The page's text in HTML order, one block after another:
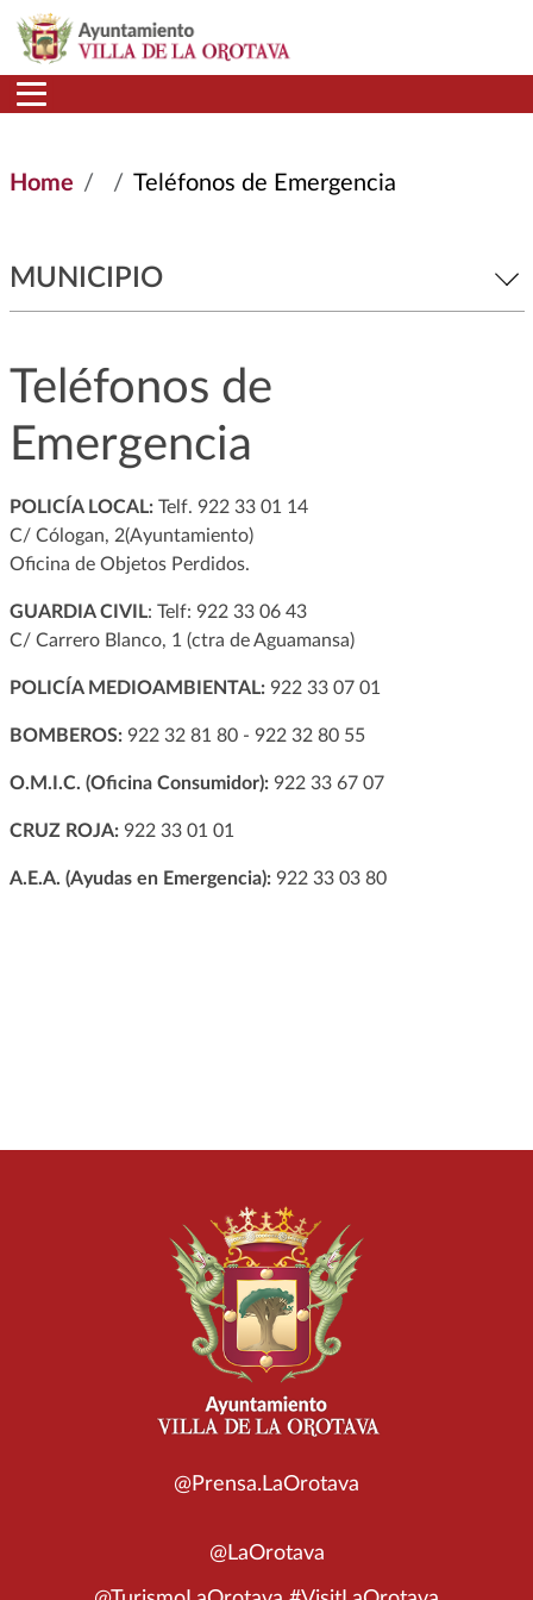
Skip to main content
Home Teléfonos de Emergencia
MUNICIPIO
Teléfonos de
Emergencia
POLICÍA LOCAL: Telf. 922 33 01 14
C/ Cólogan, 2(Ayuntamiento)
Oficina de Objetos Perdidos.
GUARDIA CIVIL: Telf: 922 33 06 43
C/ Carrero Blanco, 1 (ctra de Aguamansa)
POLICÍA MEDIOAMBIENTAL: 922 33 07 01
BOMBEROS: 922 32 81 80 - 922 32 80 55
O.M.I.C. (Oficina Consumidor): 922 33 67 07
CRUZ ROJA: 922 33 01 01
A.E.A. (Ayudas en Emergencia): 922 33 03 80
@Prensa.LaOrotava
@LaOrotava